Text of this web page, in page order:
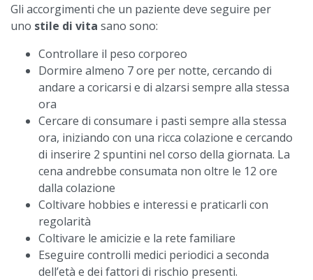
Gli accorgimenti che un paziente deve seguire per
uno stile di vita sano sono:
Controllare il peso corporeo
Dormire almeno 7 ore per notte, cercando di
andare a coricarsi e di alzarsi sempre alla stessa
ora
Cercare di consumare i pasti sempre alla stessa
ora, iniziando con una ricca colazione e cercando
di inserire 2 spuntini nel corso della giornata. La
cena andrebbe consumata non oltre le 12 ore
dalla colazione
Coltivare hobbies e interessi e praticarli con
regolarità
Coltivare le amicizie e la rete familiare
Eseguire controlli medici periodici a seconda
dell’età e dei fattori di rischio presenti.